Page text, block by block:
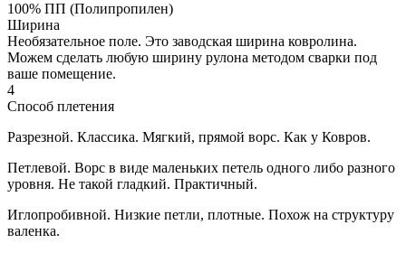
100% ПП (Полипропилен)
Ширина
Необязательное поле. Это заводская ширина ковролина.
Можем сделать любую ширину рулона методом сварки под
ваше помещение.
4
Способ плетения
Разрезной. Классика. Мягкий, прямой ворс. Как у Ковров.
Петлевой. Ворс в виде маленьких петель одного либо разного
уровня. Не такой гладкий. Практичный.
Иглопробивной. Низкие петли, плотные. Похож на структуру
валенка.